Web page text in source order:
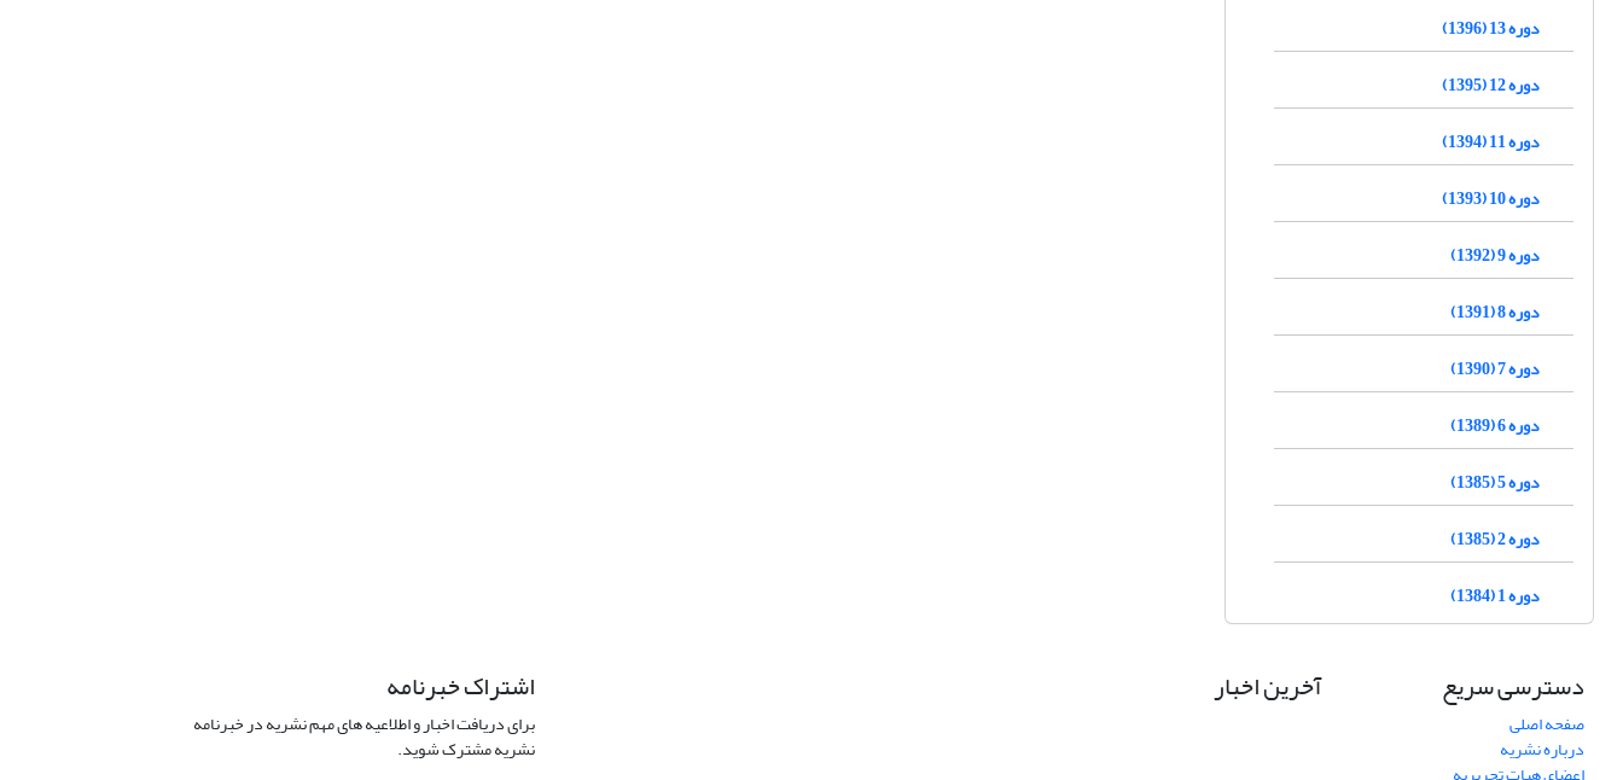
دوره 13 (1396)
دوره 12 (1395)
دوره 11 (1394)
دوره 10 (1393)
دوره 9 (1392)
دوره 8 (1391)
دوره 7 (1390)
دوره 6 (1389)
دوره 5 (1385)
دوره 2 (1385)
دوره 1 (1384)
دسترسی سریع
صفحه اصلی
درباره نشریه
آخرین اخبار اشتراک خبرنامه
برای دریافت اخبار و اطلاعیه های مهم نشریه در خبرنامه
نشریه مشترک شوید.